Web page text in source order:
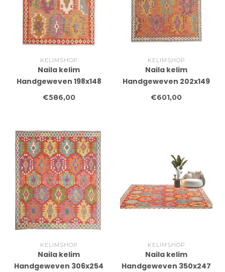
KELIMSHOP
Naila kelim
Handgeweven 198x148
cm Traditional Kelim
€586,00
KELIMSHOP
Naila kelim
Handgeweven 202x149
cm Traditional Kelim
€601,00
KELIMSHOP
Naila kelim
Handgeweven 306x254
KELIMSHOP
Naila kelim
Handgeweven 350x247